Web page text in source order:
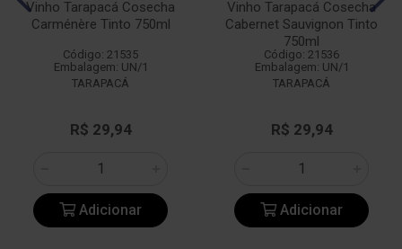
Vinho Tarapacá Cosecha
Carménère Tinto 750ml
Código: 21535
Embalagem: UN/1
TARAPACÁ
R$ 29,94
Adicionar
Vinho Tarapacá Cosecha
Cabernet Sauvignon Tinto
750ml
Código: 21536
Embalagem: UN/1
TARAPACÁ
R$ 29,94
Adicionar